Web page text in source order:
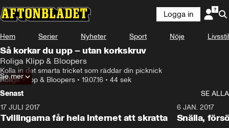
Logga in
Hem Serier Nyheter Sport Nöje Livsstil
Så korkar du upp – utan korkskruv
Roliga Klipp & Bloopers
Kolla in det smarta tricket som räddar din picknick
Roliga Klipp & Bloopers • 19.07.16 • 44 sek
Se mer
Senast
SE ALLA
17 JULI 2017
Tvillingarna får hela internet att skratta
6 JAN. 2017
Snälla,